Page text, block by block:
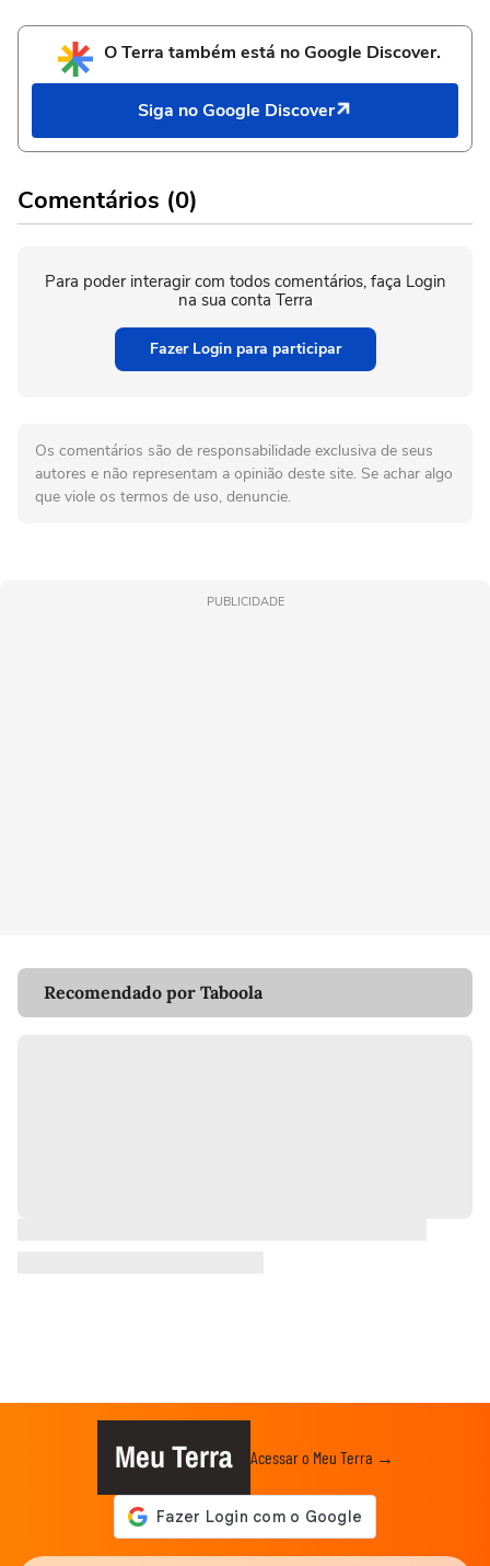
O Terra também está no Google Discover.
Siga no Google Discover
Comentários (0)
Para poder interagir com todos comentários, faça Login
na sua conta Terra
Fazer Login para participar
Os comentários são de responsabilidade exclusiva de seus
autores e não representam a opinião deste site. Se achar algo
que viole os termos de uso, denuncie.
PUBLICIDADE
Recomendado por Taboola
Meu Terra Acessar o Meu Terra →